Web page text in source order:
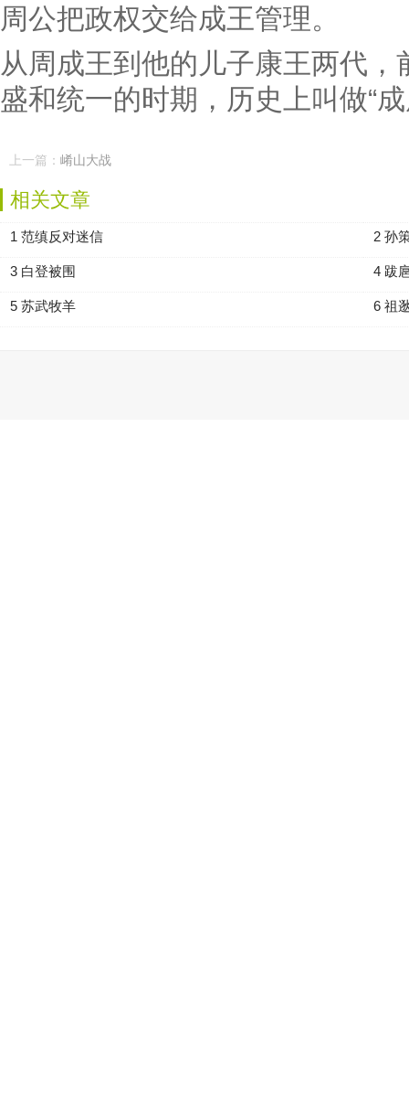
周公把政权交给成王管理。
从周成王到他的儿子康王两代
盛和统一的时期，历史上叫做“
上一篇： 崤山大战
相关文章
1 范缜反对迷信 2 孙
3 白登被围 4 跋
5 苏武牧羊 6 祖